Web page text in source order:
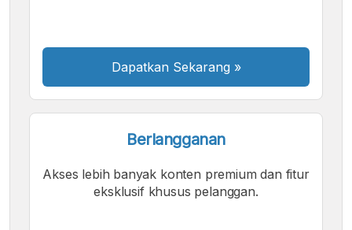
Dapatkan Sekarang »
Berlangganan
Akses lebih banyak konten premium dan fitur
eksklusif khusus pelanggan.